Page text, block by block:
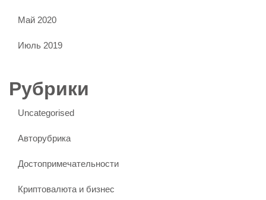
Май 2020
Июль 2019
Рубрики
Uncategorised
Авторубрика
Достопримечательности
Криптовалюта и бизнес